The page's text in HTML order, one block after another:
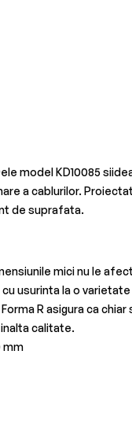
model KD10085
a cablurilor.
de suprafata.
mici nu le
cu usurinta la o
R asigura ca
calitate.
mm